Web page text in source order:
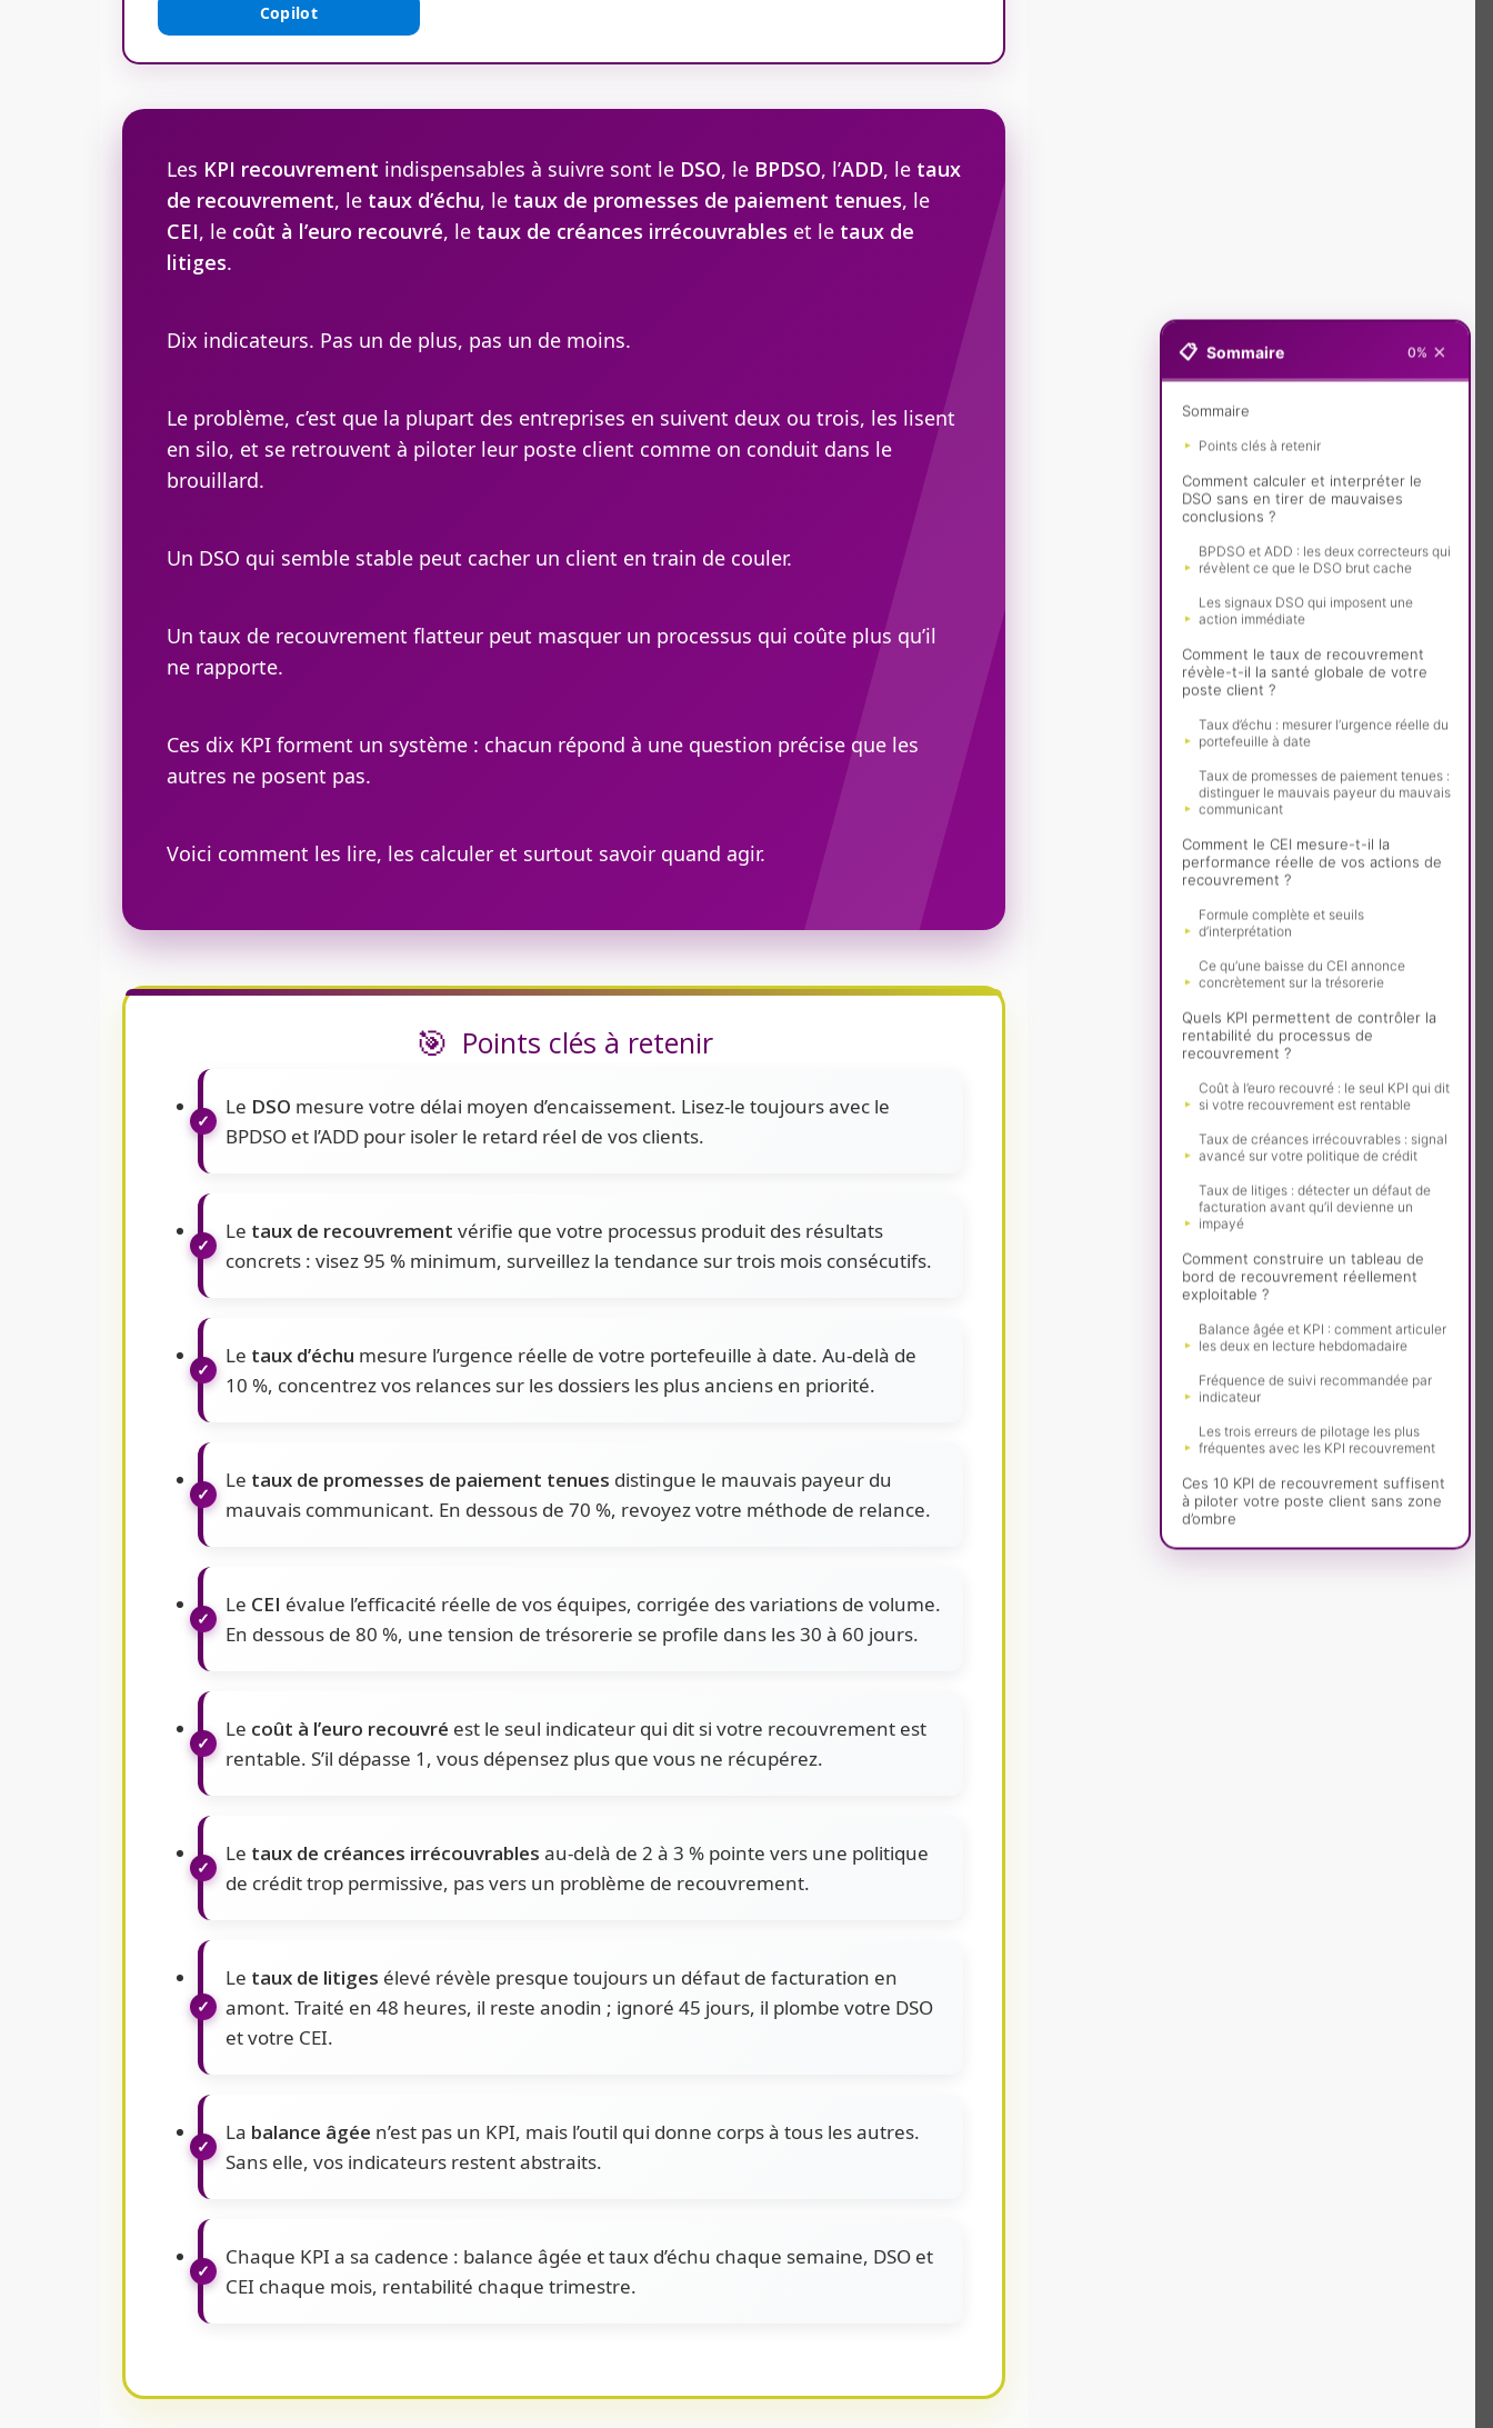
Copilot
Les KPI recouvrement indispensables à suivre sont le DSO, le BPDSO, l’ADD, le taux
de recouvrement, le taux d’échu, le taux de promesses de paiement tenues, le
CEI, le coût à l’euro recouvré, le taux de créances irrécouvrables et le taux de
litiges.
Dix indicateurs. Pas un de plus, pas un de moins.
Le problème, c’est que la plupart des entreprises en suivent deux ou trois, les lisent
en silo, et se retrouvent à piloter leur poste client comme on conduit dans le
brouillard.
Un DSO qui semble stable peut cacher un client en train de couler.
Un taux de recouvrement flatteur peut masquer un processus qui coûte plus qu’il
ne rapporte.
Ces dix KPI forment un système : chacun répond à une question précise que les
autres ne posent pas.
Voici comment les lire, les calculer et surtout savoir quand agir.
Points clés à retenir
Le DSO mesure votre délai moyen d’encaissement. Lisez-le toujours avec le
BPDSO et l’ADD pour isoler le retard réel de vos clients.
Le taux de recouvrement vérifie que votre processus produit des résultats
concrets : visez 95 % minimum, surveillez la tendance sur trois mois consécutifs.
Le taux d’échu mesure l’urgence réelle de votre portefeuille à date. Au-delà de
10 %, concentrez vos relances sur les dossiers les plus anciens en priorité.
Le taux de promesses de paiement tenues distingue le mauvais payeur du
mauvais communicant. En dessous de 70 %, revoyez votre méthode de relance.
Le CEI évalue l’efficacité réelle de vos équipes, corrigée des variations de volume.
En dessous de 80 %, une tension de trésorerie se profile dans les 30 à 60 jours.
Le coût à l’euro recouvré est le seul indicateur qui dit si votre recouvrement est
rentable. S’il dépasse 1, vous dépensez plus que vous ne récupérez.
Le taux de créances irrécouvrables au-delà de 2 à 3 % pointe vers une politique
de crédit trop permissive, pas vers un problème de recouvrement.
Le taux de litiges élevé révèle presque toujours un défaut de facturation en
amont. Traité en 48 heures, il reste anodin ; ignoré 45 jours, il plombe votre DSO
et votre CEI.
La balance âgée n’est pas un KPI, mais l’outil qui donne corps à tous les autres.
Sans elle, vos indicateurs restent abstraits.
Chaque KPI a sa cadence : balance âgée et taux d’échu chaque semaine, DSO et
CEI chaque mois, rentabilité chaque trimestre.
📋 Sommaire 0% ×
Sommaire
Points clés à retenir
Comment calculer et interpréter le
DSO sans en tirer de mauvaises
conclusions ?
BPDSO et ADD : les deux correcteurs qui
révèlent ce que le DSO brut cache
Les signaux DSO qui imposent une
action immédiate
Comment le taux de recouvrement
révèle-t-il la santé globale de votre
poste client ?
Taux d’échu : mesurer l’urgence réelle du
portefeuille à date
Taux de promesses de paiement tenues :
distinguer le mauvais payeur du mauvais
communicant
Comment le CEI mesure-t-il la
performance réelle de vos actions de
recouvrement ?
Formule complète et seuils
d’interprétation
Ce qu’une baisse du CEI annonce
concrètement sur la trésorerie
Quels KPI permettent de contrôler la
rentabilité du processus de
recouvrement ?
Coût à l’euro recouvré : le seul KPI qui dit
si votre recouvrement est rentable
Taux de créances irrécouvrables : signal
avancé sur votre politique de crédit
Taux de litiges : détecter un défaut de
facturation avant qu’il devienne un
impayé
Comment construire un tableau de
bord de recouvrement réellement
exploitable ?
Balance âgée et KPI : comment articuler
les deux en lecture hebdomadaire
Fréquence de suivi recommandée par
indicateur
Les trois erreurs de pilotage les plus
fréquentes avec les KPI recouvrement
Ces 10 KPI de recouvrement suffisent
à piloter votre poste client sans zone
d’ombre